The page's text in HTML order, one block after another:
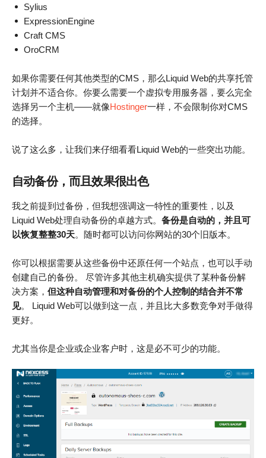
Sylius
ExpressionEngine
Craft CMS
OroCRM
如果你需要任何其他类型的CMS，那么Liquid Web的共享托管
计划并不适合你。你要么需要一个虚拟专用服务器，要么完全
选择另一个主机——就像Hostinger一样，不会限制你对CMS
的选择。
说了这么多，让我们来仔细看看Liquid Web的一些突出功能。
自动备份，而且效果很出色
我之前提到过备份，但我想强调这一特性的重要性，以及
Liquid Web处理自动备份的卓越方式。 备份是自动的，并且可
以恢复整整30天。随时都可以访问你网站的30个旧版本。
你可以根据需要从这些备份中还原任何一个站点，也可以手动
创建自己的备份。 尽管许多其他主机确实提供了某种备份解
决方案， 但这种自动管理和对备份的个人控制的结合并不常
见。 Liquid Web可以做到这一点，并且比大多数竞争对手做得
更好。
尤其当你是企业或企业客户时，这是必不可少的功能。